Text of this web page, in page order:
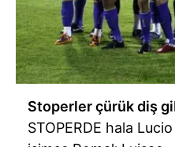
Stoperler çürük diş
STOPERDE hala